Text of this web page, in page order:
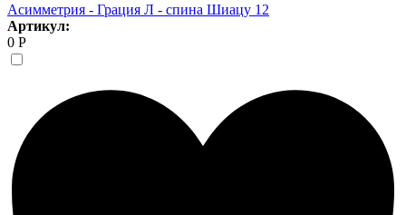
Асимметрия - Грация Л - спина Шиацу 12
Артикул:
0 Р